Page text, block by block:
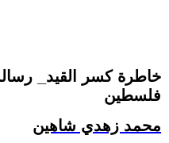
خاطرة كسر القيد_
فلسطين
محمد زهدي شاهين